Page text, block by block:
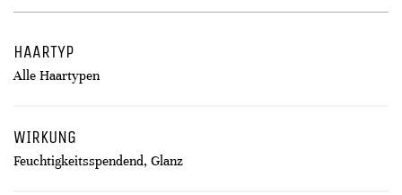
HAARTYP
Alle Haartypen
WIRKUNG
Feuchtigkeitsspendend, Glanz